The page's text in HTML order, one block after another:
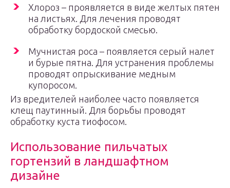
Хлороз – проявляется в виде желтых пятен
на листьях. Для лечения проводят
обработку бордоской смесью.
Мучнистая роса – появляется серый налет
и бурые пятна. Для устранения проблемы
проводят опрыскивание медным
купоросом.
Из вредителей наиболее часто появляется
клещ паутинный. Для борьбы проводят
обработку куста тиофосом.
Использование пильчатых
гортензий в ландшафтном
дизайне